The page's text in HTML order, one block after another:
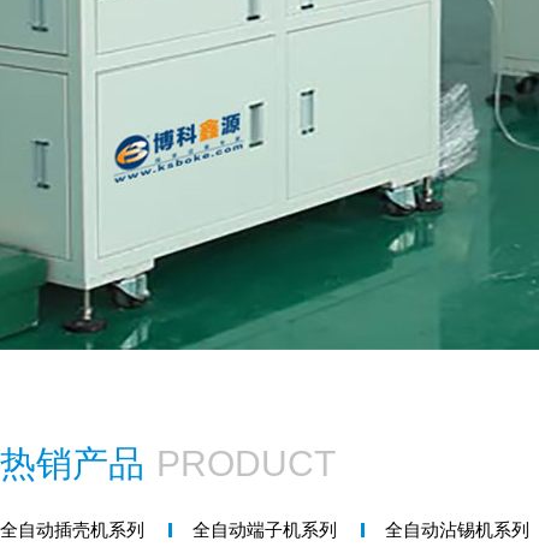
热销产品 PRODUCT
全自动插壳机系列 全自动端子机系列 全自动沾锡机系列